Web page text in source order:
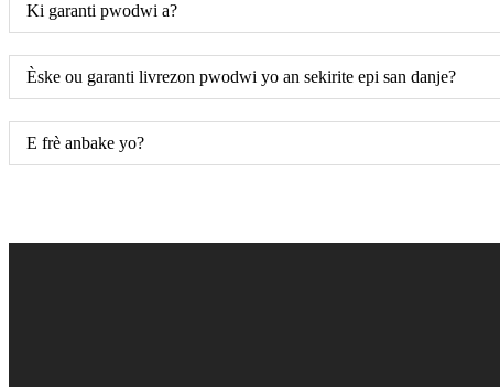
Ki garanti pwodwi a?
Èske ou garanti livrezon pwodwi yo an sekirite epi san danje?
E frè anbake yo?